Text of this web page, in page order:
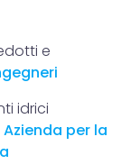
e
idrici
Azienda per la